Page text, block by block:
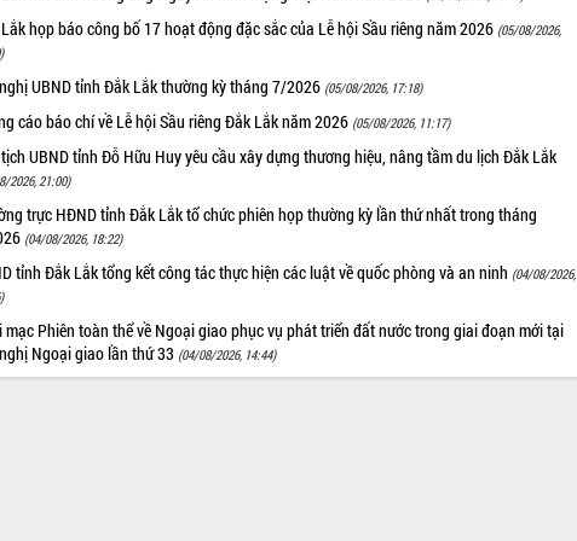
họp báo công bố 17 hoạt động đặc sắc của Lễ hội Sầu riêng năm 2026 (05/08/2026,
UBND tỉnh Đắk Lắk thường kỳ tháng 7/2026 (05/08/2026, 17:18)
cáo báo chí về Lễ hội Sầu riêng Đắk Lắk năm 2026 (05/08/2026, 11:17)
UBND tỉnh Đỗ Hữu Huy yêu cầu xây dựng thương hiệu, nâng tầm du lịch Đắk Lắk
2026, 21:00)
trực HĐND tỉnh Đắk Lắk tổ chức phiên họp thường kỳ lần thứ nhất trong tháng
(04/08/2026, 18:22)
tỉnh Đắk Lắk tổng kết công tác thực hiện các luật về quốc phòng và an ninh (04/08/2026,
mạc Phiên toàn thể về Ngoại giao phục vụ phát triển đất nước trong giai đoạn mới tại
Ngoại giao lần thứ 33 (04/08/2026, 14:44)